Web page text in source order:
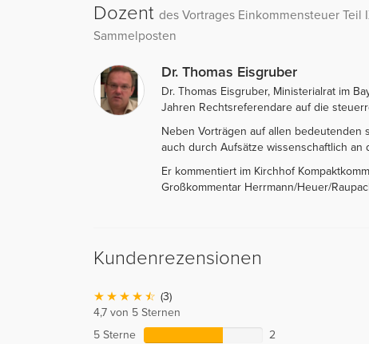
Dozent des Vortrages Einkommensteuer
Sammelposten
Dr. Thomas Eisgruber
Dr. Thomas Eisgruber, Ministerialrat im
Jahren Rechtsreferendare auf die
Neben Vorträgen auf allen
auch durch Aufsätze wissenschaftlich
Er kommentiert im Kirchhof
Großkommentar Herrmann/Heuer/
Kundenrezensionen
(3)
4,7 von 5 Sternen
5 Sterne
2